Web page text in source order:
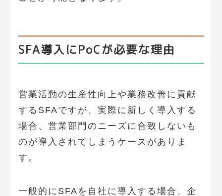
SFA導入にPoCが必要な理由
営業活動の生産性向上や業務改善に貢献
するSFAですが、実際に新しく導入する
場合、営業部門のニーズに合致しないも
のが導入されてしまうケースがありま
す。
一般的にSFAを自社に導入する場合、企